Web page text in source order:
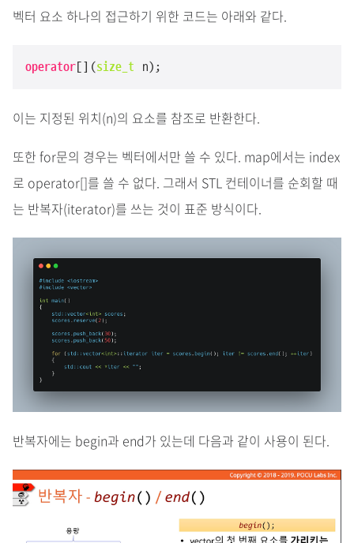
벡터 요소 하나의 접근하기 위한 코드는 아래와 같다.
operator[](size_t n);
이는 지정된 위치(n)의 요소를 참조로 반환한다.
또한 for문의 경우는 벡터에서만 쓸 수 있다. map에서는 index
로 operator[]를 쓸 수 없다. 그래서 STL 컨테이너를 순회할 때
는 반복자(iterator)를 쓰는 것이 표준 방식이다.
반복자에는 begin과 end가 있는데 다음과 같이 사용이 된다.